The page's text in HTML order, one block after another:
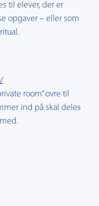
til elever, der er
opgaver – eller som
room” ovre til
ind på skal deles